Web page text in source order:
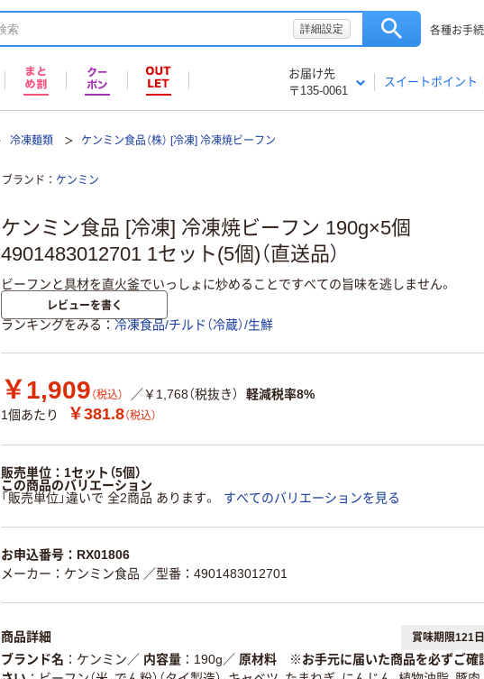
詳細設定 各種お手
お届け先
〒135-0061
スイートポイント
冷凍麺類 ケンミン食品（株） [冷凍] 冷凍焼ビーフン
ブランド ケンミン
ケンミン食品 [冷凍] 冷凍焼ビーフン 190g×5個
4901483012701 1セット(5個)（直送品）
ビーフンと具材を直火釜でいっしょに炒めることですべての旨味を逃しません。
レビューを書く
ランキングをみる 冷凍食品/チルド（冷蔵）/生鮮
￥1,909 （税込） ／￥1,768（税抜き）
軽減税率8%
1個あたり
￥381.8（税込）
販売単位：1セット（5個）
この商品のバリエーション
「販売単位」違いで 全2商品 あります。
すべてのバリエーションを見る
お申込番号：RX01806
メーカー：ケンミン食品 ／型番：4901483012701
商品詳細 賞味期限121
ブランド名 ケンミン ／ 内容量 190g ／ 原材料 ※お手元に届いた商品を必ずご確